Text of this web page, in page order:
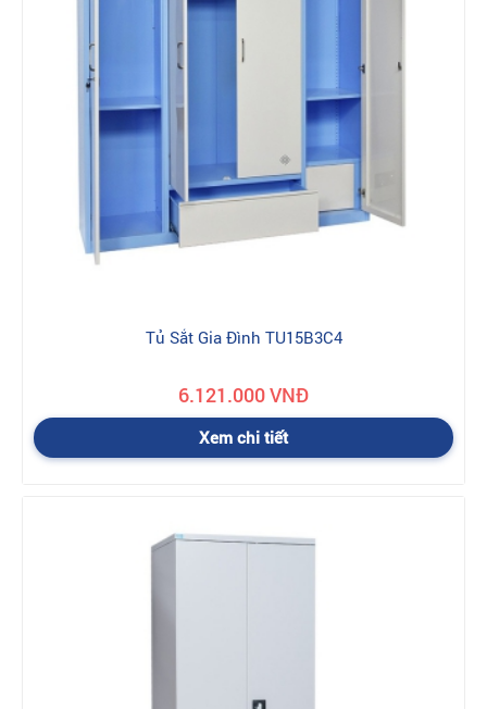
Tủ Sắt Gia Đình TU15B3C4
6.121.000 VNĐ
Xem chi tiết